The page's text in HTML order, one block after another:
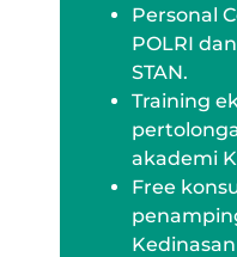
Personal
POLRI
STAN.
Training
akademi
Free
Kedinasan